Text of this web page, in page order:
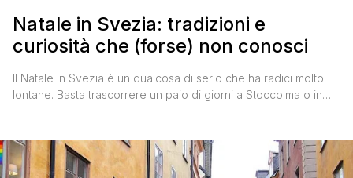
Natale in Svezia: tradizioni e
curiosità che (forse) non conosci
Il Natale in Svezia è un qualcosa di serio che ha radici molto
lontane. Basta trascorrere un paio di giorni a Stoccolma o in
abbiamo avuto modo di trascorrere qualche giorno nella
capitale anche [']